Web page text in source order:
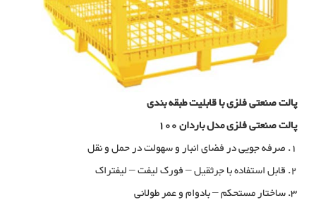
پالت صنعتی فلزی با قابلیت طبقه بندی
پالت صنعتی فلزی مدل باردان 100
1. صرفه جویی در فضای انبار و سهولت در حمل و نقل
2. قابل استفاده با جرثقیل – فورک لیفت – لیفتراک
3. ساختار مستحکم – بادوام و عمر طولانی